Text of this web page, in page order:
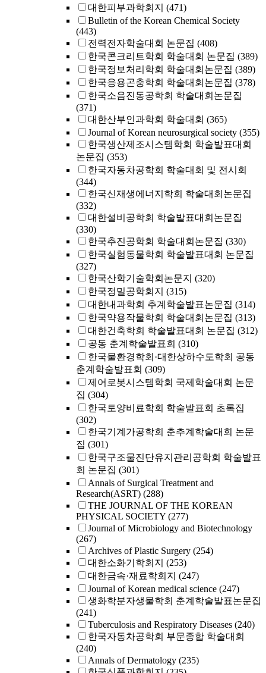
대한피부과학회지 (471)
Bulletin of the Korean Chemical Society
(443)
전력전자학술대회 논문집 (408)
한국콘크리트학회 학술대회 논문집 (389)
한국정보처리학회 학술대회논문집 (389)
한국응용곤충학회 학술대회논문집 (378)
한국소음진동공학회 학술대회논문집
(371)
대한산부인과학회 학술대회 (365)
Journal of Korean neurosurgical society (355)
한국생산제조시스템학회 학술발표대회
논문집 (353)
한국자동차공학회 학술대회 및 전시회
(344)
한국신재생에너지학회 학술대회논문집
(332)
대한설비공학회 학술발표대회논문집
(330)
한국추진공학회 학술대회논문집 (330)
한국실험동물학회 학술발표대회 논문집
(327)
한국산학기술학회논문지 (320)
한국정밀공학회지 (315)
대한내과학회 추계학술발표논문집 (314)
한국약용작물학회 학술대회논문집 (313)
대한건축학회 학술발표대회 논문집 (312)
공동 춘계학술발표회 (310)
한국물환경학회·대한상하수도학회 공동
춘계학술발표회 (309)
제어로봇시스템학회 국제학술대회 논문
집 (304)
한국토양비료학회 학술발표회 초록집
(302)
한국기계가공학회 춘추계학술대회 논문
집 (301)
한국구조물진단유지관리공학회 학술발표
회 논문집 (301)
Annals of Surgical Treatment and
Research(ASRT) (288)
THE JOURNAL OF THE KOREAN
PHYSICAL SOCIETY (277)
Journal of Microbiology and Biotechnology
(267)
Archives of Plastic Surgery (254)
대한소화기학회지 (253)
대한금속·재료학회지 (247)
Journal of Korean medical science (247)
생화학분자생물학회 춘계학술발표논문집
(241)
Tuberculosis and Respiratory Diseases (240)
한국자동차공학회 부문종합 학술대회
(240)
Annals of Dermatology (235)